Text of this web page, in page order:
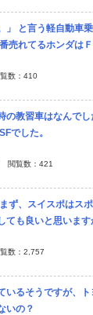
」 と言う軽自動車
売れてるホンダは
きに支えられてるメ
数： 410
の教習車はなんで
でした。
閲覧数： 421
ず、スイスポはス
ても良いと思いま
校生なので父の意
数： 2,757
いるそうですが、
いの？